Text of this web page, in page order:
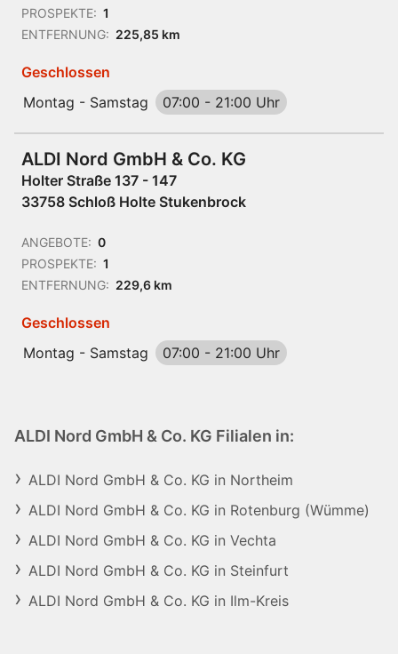
PROSPEKTE: 1
ENTFERNUNG: 225,85 km
Geschlossen
Montag - Samstag
07:00 - 21:00 Uhr
ALDI Nord GmbH & Co. KG
Holter Straße 137 - 147
33758 Schloß Holte Stukenbrock
ANGEBOTE: 0
PROSPEKTE: 1
ENTFERNUNG: 229,6 km
Geschlossen
Montag - Samstag
07:00 - 21:00 Uhr
ALDI Nord GmbH & Co. KG Filialen in:
ALDI Nord GmbH & Co. KG in Northeim
ALDI Nord GmbH & Co. KG in Rotenburg (Wümme)
ALDI Nord GmbH & Co. KG in Vechta
ALDI Nord GmbH & Co. KG in Steinfurt
ALDI Nord GmbH & Co. KG in Ilm-Kreis